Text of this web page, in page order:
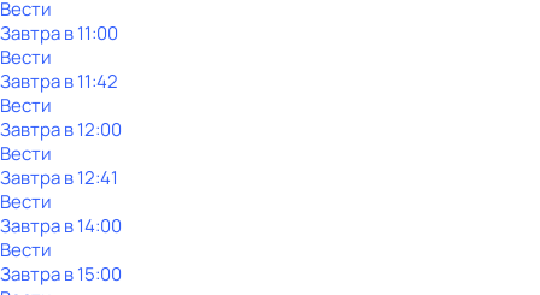
Вести
Завтра в 11:00
Вести
Завтра в 11:42
Вести
Завтра в 12:00
Вести
Завтра в 12:41
Вести
Завтра в 14:00
Вести
Завтра в 15:00